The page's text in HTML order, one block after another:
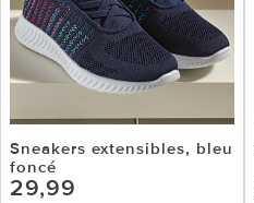
Sneakers extensibles, bleu
foncé
29,99